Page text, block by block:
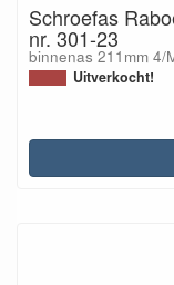
Schroefas
nr. 301-23
binnenas 211mm 4/
Uitverkocht!